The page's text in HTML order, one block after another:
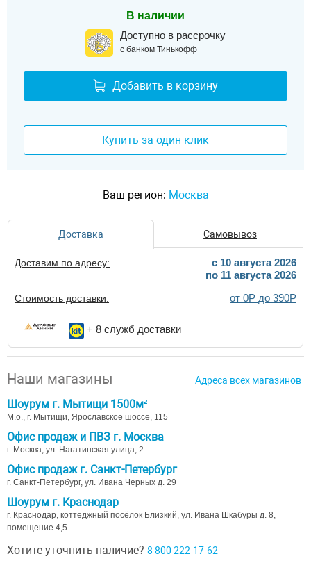
В наличии
Доступно в рассрочку
с банком Тинькофф
Добавить в корзину
Купить за один клик
Ваш регион: Москва
Доставка Самовывоз
Доставим по адресу:
c 10 августа 2026
по 11 августа 2026
Стоимость доставки: от 0Р до 390Р
+ 8 служб доставки
Наши магазины Адреса всех магазинов
Шоурум г. Мытищи 1500м²
М.о., г. Мытищи, Ярославское шоссе, 115
Офис продаж и ПВЗ г. Москва
г. Москва, ул. Нагатинская улица, 2
Офис продаж г. Санкт-Петербург
г. Санкт-Петербург, ул. Ивана Черных д. 29
Шоурум г. Краснодар
г. Краснодар, коттеджный посёлок Близкий, ул. Ивана Шкабуры д. 8,
помещение 4,5
Хотите уточнить наличие? 8 800 222-17-62